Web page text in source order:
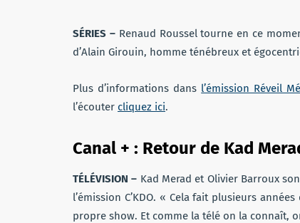
SÉRIES – Renaud Roussel tourne en ce
d’Alain Girouin, homme ténébreux et
Plus d’informations dans l’émission Réveil
l’écouter cliquez ici.
Canal + : Retour de Kad
TÉLÉVISION – Kad Merad et Olivier Barroux
l’émission C’KDO. « Cela fait plusieurs années
propre show. Et comme la télé on la connaît,